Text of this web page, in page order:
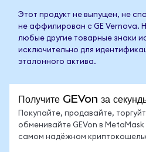
Этот продукт не выпущен, не
не аффилирован с GE Vernova.
любые другие товарные знаки
исключительно для
эталонного актива.
Получите GEVon за
Покупайте, продавайте,
обменивайте GEVon в MetaMask
самом надёжном